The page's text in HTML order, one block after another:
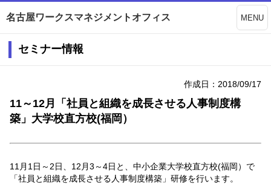
名古屋ワークスマネジメントオフィス MENU
セミナー情報
作成日：2018/09/17
11～12月「社員と組織を成長させる人事制度構
築」大学校直方校(福岡）
11月1日～2日、12月3～4日と、中小企業大学校直方校(福岡）で
「社員と組織を成長させる人事制度構築」研修を行います。